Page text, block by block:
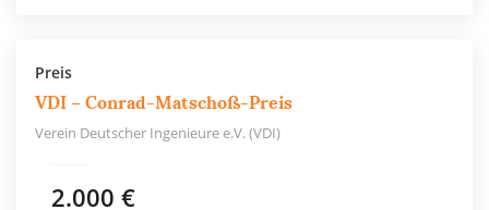
Preis
VDI – Conrad-Matschoß-Preis
Verein Deutscher Ingenieure e.V. (VDI)
2.000 €